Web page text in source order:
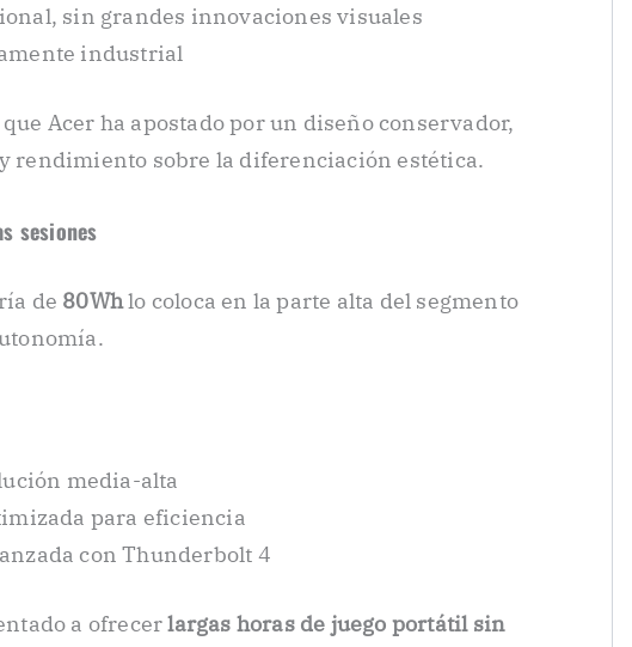
sin grandes innovaciones visuales
industrial
Acer ha apostado por un diseño conservador,
rendimiento sobre la diferenciación estética.
sesiones
de 80Whlo coloca en la parte alta del segmento
media-alta
para eficiencia
con Thunderbolt 4
a ofrecerlargas horas de juego portátil sin